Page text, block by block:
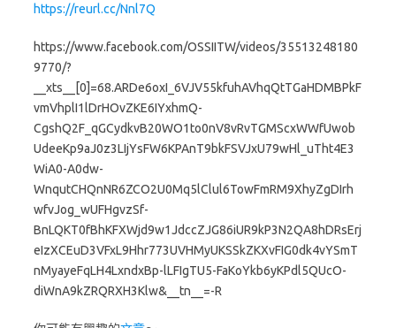
https://reurl.cc/Nnl7Q
https://www.facebook.com/OSSIITW/videos/35513248180
9770/?
__xts__[0]=68.ARDe6oxI_6VJV55kfuhAVhqQtTGaHDMBPkF
vmVhplI1lDrHOvZKE6IYxhmQ-
CgshQ2F_qGCydkvB20WO1to0nV8vRvTGMScxWWfUwob
UdeeKp9aJ0z3LIjYsFW6KPAnT9bkFSVJxU79wHl_uTht4E3
WiA0-A0dw-
WnqutCHQnNR6ZCO2U0Mq5lClul6TowFmRM9XhyZgDIrh
wfvJog_wUFHgvzSf-
BnLQKT0fBhKFXWjd9w1JdccZJG86iUR9kP3N2QA8hDRsErj
eIzXCEuD3VFxL9Hhr773UVHMyUKSSkZKXvFIG0dk4vYSmT
nMyayeFqLH4LxndxBp-lLFIgTU5-FaKoYkb6yKPdl5QUcO-
diWnA9kZRQRXH3Klw&__tn__=-R